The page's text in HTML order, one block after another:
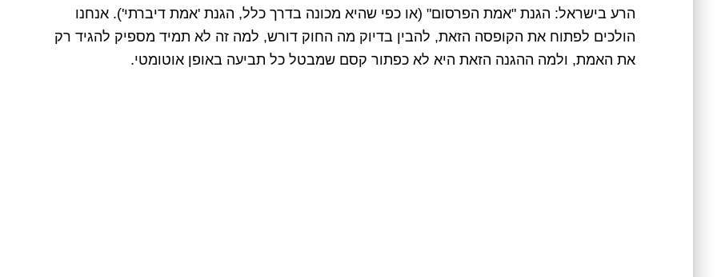
הרע בישראל: הגנת "אמת הפרסום" (או כפי שהיא מכונה בדרך כלל, הגנת 'אמת דיברתי'). אנחנו
הולכים לפתוח את הקופסה הזאת, להבין בדיוק מה החוק דורש, למה זה לא תמיד מספיק להגיד רק
את האמת, ולמה ההגנה הזאת היא לא כפתור קסם שמבטל כל תביעה באופן אוטומטי.